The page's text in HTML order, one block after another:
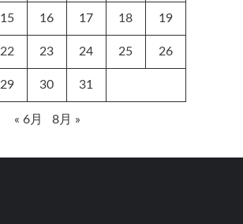
15 16 17 18 19
22 23 24 25 26
29 30 31
« 6月 8月 »